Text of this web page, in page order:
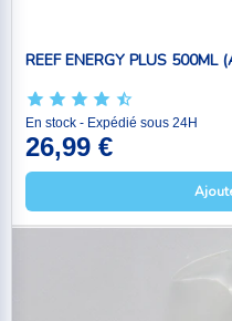
REEF ENERGY PLUS 500ML
En stock - Expédié sous 24H
26,99 €